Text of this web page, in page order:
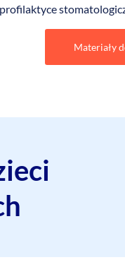
profilaktyce
Materiały